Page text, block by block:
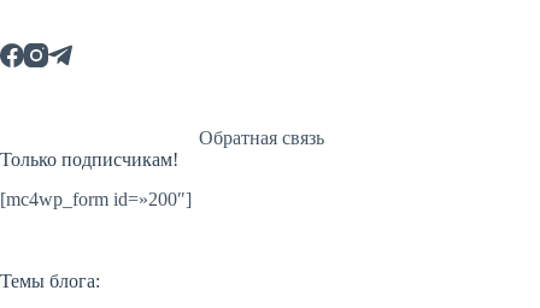
Обратная связь
Только подписчикам!
[mc4wp_form id=»200″]
Темы блога: